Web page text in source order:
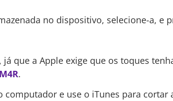
no dispositivo, selecione-a, e
que a Apple exige que os toques
.
computador e use o iTunes para cortar